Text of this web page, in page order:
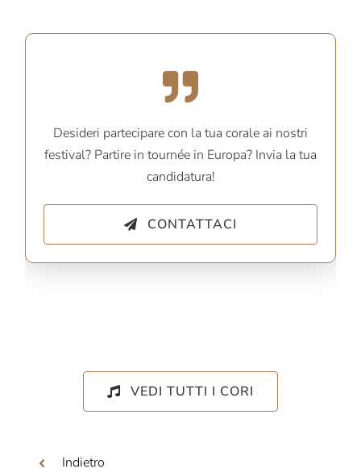
Desideri partecipare con la tua corale ai nostri
festival? Partire in tournée in Europa? Invia la tua
candidatura!
CONTATTACI
VEDI TUTTI I CORI
Indietro